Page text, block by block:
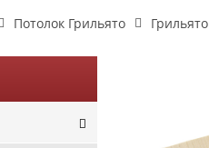
Потолок Грильято